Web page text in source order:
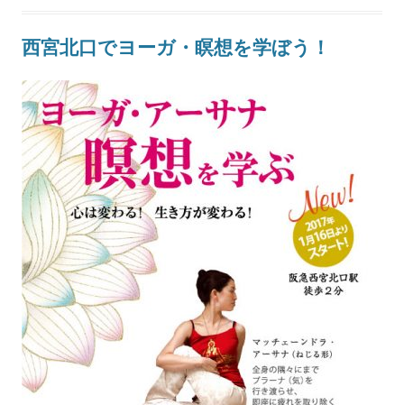
西宮北口でヨーガ・瞑想を学ぼう！